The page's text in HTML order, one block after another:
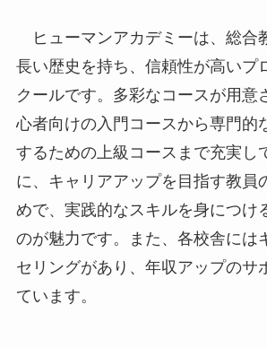
ヒューマンアカデミーは、総合
長い歴史を持ち、信頼性が高いプ
クールです。多彩なコースが用意
心者向けの入門コースから専門的
するための上級コースまで充実し
に、キャリアアップを目指す教員
めで、実践的なスキルを身につけ
のが魅力です。また、各校舎には
セリングがあり、年収アップのサ
ています。